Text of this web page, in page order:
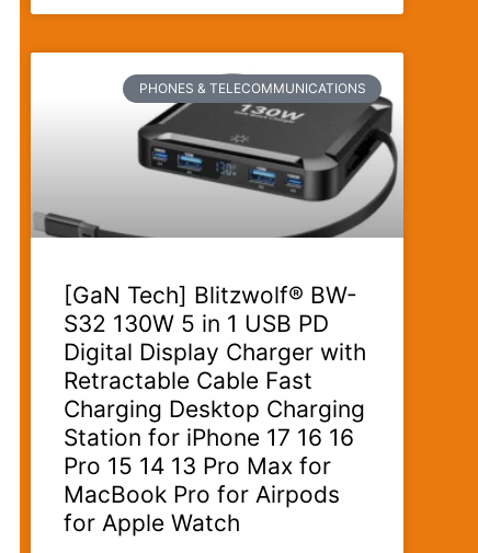
PHONES & TELECOMMUNICATIONS
[GaN Tech] Blitzwolf® BW-
S32 130W 5 in 1 USB PD
Digital Display Charger with
Retractable Cable Fast
Charging Desktop Charging
Station for iPhone 17 16 16
Pro 15 14 13 Pro Max for
MacBook Pro for Airpods
for Apple Watch